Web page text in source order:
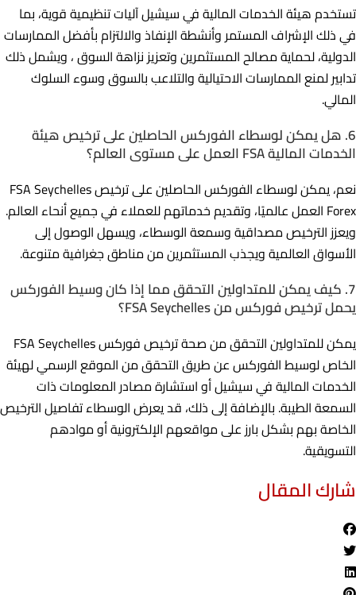
تستخدم هيئة الخدمات المالية في سيشيل آليات تنظيمية قوية، بما
في ذلك الإشراف المستمر وأنشطة الإنفاذ والالتزام بأفضل الممارسات
الدولية، لحماية مصالح المستثمرين وتعزيز نزاهة السوق ، ويشمل ذلك
تدابير لمنع الممارسات الاحتيالية والتلاعب بالسوق وسوء السلوك
المالي.
6. هل يمكن لوسطاء الفوركس الحاصلين على ترخيص هيئة
الخدمات المالية FSA العمل على مستوى العالم؟
نعم، يمكن لوسطاء الفوركس الحاصلين على ترخيص FSA Seychelles
Forex العمل عالميًا، وتقديم خدماتهم للعملاء في جميع أنحاء العالم.
ويعزز الترخيص مصداقية وسمعة الوسطاء، ويسهل الوصول إلى
الأسواق العالمية ويجذب المستثمرين من مناطق جغرافية متنوعة.
7. كيف يمكن للمتداولين التحقق مما إذا كان وسيط الفوركس
يحمل ترخيص فوركس من FSA Seychelles؟
يمكن للمتداولين التحقق من صحة ترخيص فوركس FSA Seychelles
الخاص لوسيط الفوركس عن طريق التحقق من الموقع الرسمي لهيئة
الخدمات المالية في سيشيل أو استشارة مصادر المعلومات ذات
السمعة الطيبة. بالإضافة إلى ذلك، قد يعرض الوسطاء تفاصيل الترخيص
الخاصة بهم بشكل بارز على مواقعهم الإلكترونية أو موادهم
التسويقية.
شارك المقال